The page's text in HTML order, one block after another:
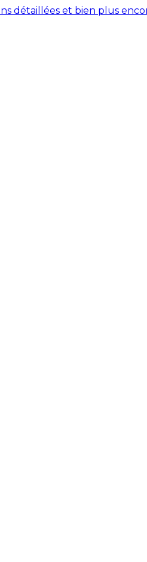
détaillées et bien plus